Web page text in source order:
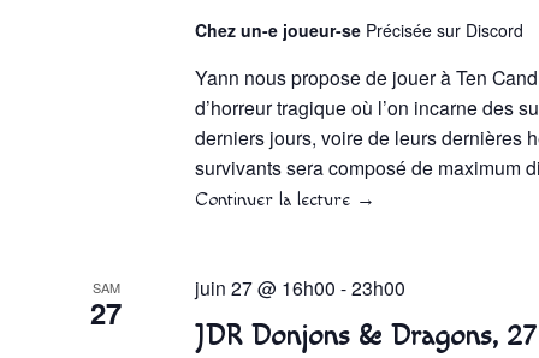
Chez un-e joueur-se Précisée sur Discord
Yann nous propose de jouer à Ten
d’horreur tragique où l’on incarne des
derniers jours, voire de leurs dernières
survivants sera composé de maximum
Continuer la lecture →
SAM
27
JDR Donjons & Dragons,
juin 27 @ 16h00 -23h00